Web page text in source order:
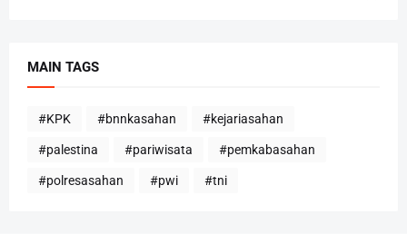
MAIN TAGS
#KPK #bnnkasahan #kejariasahan
#palestina #pariwisata #pemkabasahan
#polresasahan #pwi #tni